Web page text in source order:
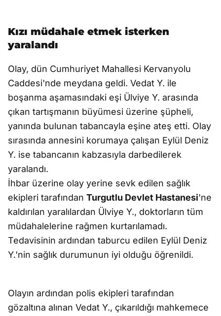
Kızı müdahale etmek isterken
yaralandı
Olay, dün Cumhuriyet Mahallesi Kervanyolu
Caddesi'nde meydana geldi. Vedat Y. ile
boşanma aşamasındaki eşi Ülviye Y. arasında
çıkan tartışmanın büyümesi üzerine şüpheli,
yanında bulunan tabancayla eşine ateş etti. Olay
sırasında annesini korumaya çalışan Eylül Deniz
Y. ise tabancanın kabzasıyla darbedilerek
yaralandı.
İhbar üzerine olay yerine sevk edilen sağlık
ekipleri tarafından Turgutlu Devlet Hastanesi'ne
kaldırılan yaralılardan Ülviye Y., doktorların tüm
müdahalelerine rağmen kurtarılamadı.
Tedavisinin ardından taburcu edilen Eylül Deniz
Y.'nin sağlık durumunun iyi olduğu öğrenildi.
Olayın ardından polis ekipleri tarafından
gözaltına alınan Vedat Y., çıkarıldığı mahkemece